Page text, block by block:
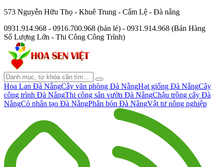
573 Nguyễn Hữu Thọ - Khuê Trung - Cẩm Lệ - Đà nẵng
0931.914.968 - 0916.700.968 (bán lẻ) - 0931.914.968 (Bán Hàng
Số Lượng Lớn - Thi Công Công Trình)
Hoa Lan Đà NẵngCây văn phòng Đà NẵngHạt giống Đà NẵngCây
công trình Đà NẵngThi công sân vườn Đà NẵngChậu trồng cây Đà
NẵngCỏ nhân tạo Đà NẵngPhân bón Đà NẵngVật tư nông nghiệp